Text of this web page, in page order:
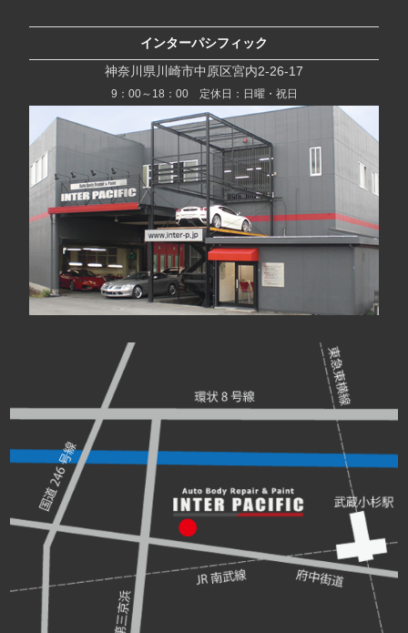
インターパシフィック
神奈川県川崎市中原区宮内2-26-17
9：00～18：00 定休日：日曜・祝日